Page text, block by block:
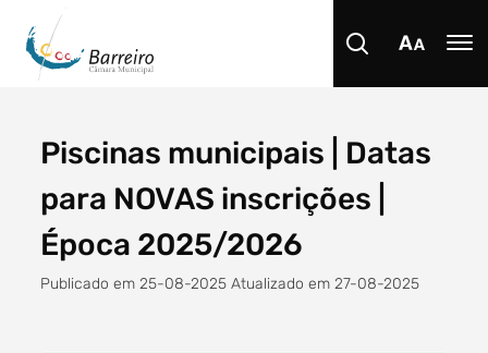
Procurar
Piscinas municipais | Datas
para NOVAS inscrições |
Época 2025/2026
Publicado em 25-08-2025 Atualizado em 27-08-2025